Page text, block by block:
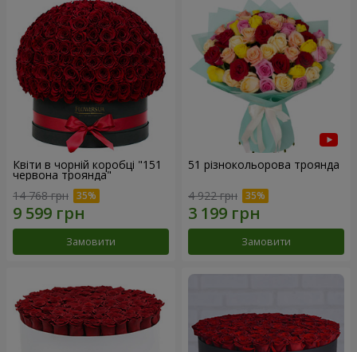
Квіти в чорній коробці "151
червона троянда"
14 768 грн
Замовити
51 різнокольорова троянда
4 922 грн
Замовити